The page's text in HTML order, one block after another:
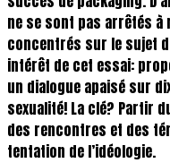
ne se sont pas arrêtés
concentrés sur le sujet
intérêt de cet essai:
un dialogue apaisé sur
sexualité! La clé? Partir
des rencontres et des
tentation de l’idéologie.